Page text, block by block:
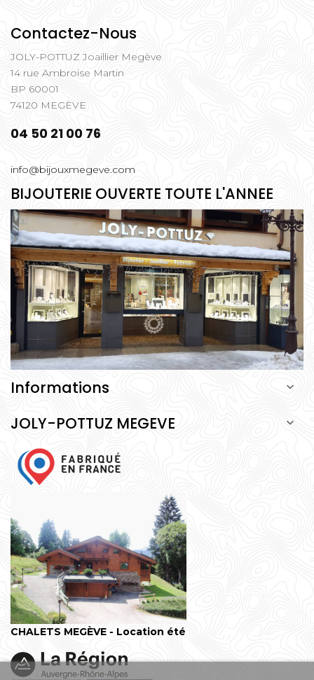
Contactez-Nous
JOLY-POTTUZ Joaillier Megève
14 rue Ambroise Martin
BP 60001
74120 MEGÈVE
04 50 21 00 76
info@bijouxmegeve.com
BIJOUTERIE OUVERTE TOUTE L'ANNEE
Informations 
JOLY-POTTUZ MEGEVE 
CHALETS MEGÈVE - Location été